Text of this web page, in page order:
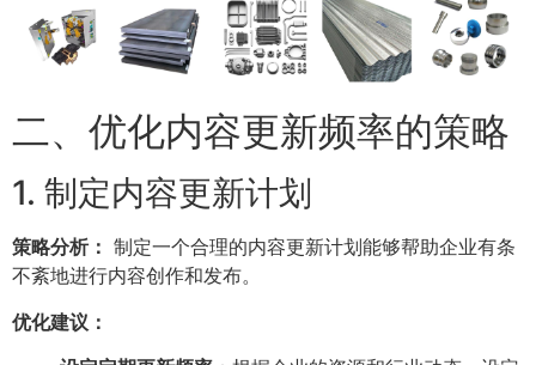
二、优化内容更新频率的策略
1. 制定内容更新计划
策略分析： 制定一个合理的内容更新计划能够帮助企业有条
不紊地进行内容创作和发布。
优化建议：